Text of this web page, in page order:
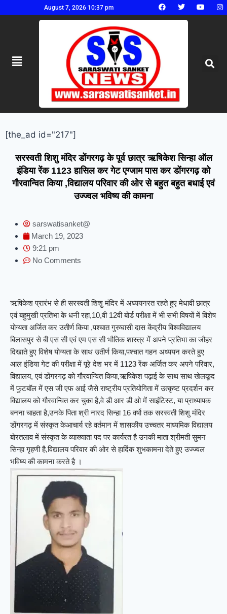
August 7, 2026 10:37 pm
[the_ad id="217"]
सरस्वती शिशु मंदिर डोंगरगढ़ के पूर्व छात्र ऋषिकेश सिन्हा ऑल
इंडिया रेंक 1123 हासिल कर गेट एग्जाम पास कर डोंगरगढ़ को
गौरवान्वित किया ,विद्यालय परिवार की ओर से बहुत बहुत बधाई एवं
उज्ज्वल भविष्य की कामना
sarswatisanket@
March 19, 2023
9:21 pm
No Comments
ऋषिकेश प्रारंभ से ही सरस्वती शिशु मंदिर में अध्ययनरत रहते हुए मेधावी छात्र
एवं बहुमुखी प्रतिभा के धनी रहा,10,वी 12वी बोर्ड परीक्षा में भी सभी विषयों में विशेष
योग्यता अर्जित कर उतीर्ण किया ,पश्चात गुरुघासी दास केंद्रीय विश्वविद्यालय
बिलासपुर से बी एस सी एवं एम एस सी भौतिक शास्त्र में अपने प्रतिभा का जौहर
दिखाते हुए विशेष योग्यता के साथ उतीर्ण किया,पश्चात गहन अध्ययन करते हुए
आल इंडिया गेट की परीक्षा में पूरे देश भर में 1123 रेंक अर्जित कर अपने परिवार,
विद्यालय, एवं डोंगरगढ़ को गौरवान्वित किया,ऋषिकेश पढ़ाई के साथ साथ खेलकूद
में फुटबॉल में एस जी एफ आई जैसे राष्ट्रीय प्रतियोगिता में उत्कृष्ट प्रदर्शन कर
विद्यालय को गौरवान्वित कर चुका है,वे डी आर डी ओ में साइंटिस्ट, या प्राध्यापक
बनना चाहता है,उनके पिता श्री नारद सिन्हा 16 वर्षो तक सरस्वती शिशु मंदिर
डोंगरगढ़ में संस्कृत केआचार्य रहे वर्तमान में शासकीय उच्चतर माध्यमिक विद्यालय
बोरतलाव में संस्कृत के व्याख्याता पद पर कार्यरत है उनकी माता श्रीमती सुमन
सिन्हा गृहणी है,विद्यालय परिवार की ओर से हार्दिक शुभकामना देते हुए उज्ज्वल
भविष्य की कामना करते है ।